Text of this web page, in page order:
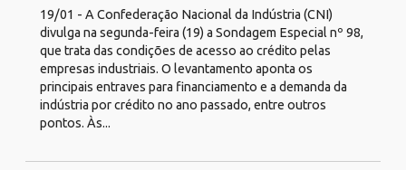
19/01 - A Confederação Nacional da Indústria (CNI)
divulga na segunda-feira (19) a Sondagem Especial nº 98,
que trata das condições de acesso ao crédito pelas
empresas industriais. O levantamento aponta os
principais entraves para financiamento e a demanda da
indústria por crédito no ano passado, entre outros
pontos. Às...